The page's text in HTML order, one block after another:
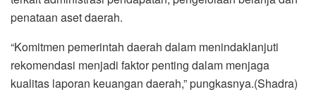
penataan aset daerah.
“Komitmen pemerintah daerah dalam menindaklanjuti
rekomendasi menjadi faktor penting dalam menjaga
kualitas laporan keuangan daerah,” pungkasnya.(Shadra)